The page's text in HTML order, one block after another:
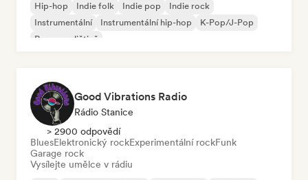
Hip-hop Indie folk Indie pop
Indie rock
Instrumentální
Instrumentální hip-hop
K-Pop/J-Pop
Rap v angličtině
Good Vibrations Radio
Rádio Stanice
> 2900 odpovědí
BluesElektronický rockExperimentální rockFunk
Garage rock
Vysílejte umělce v rádiu